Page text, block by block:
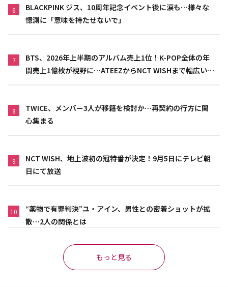
6
BLACKPINK ジス、10周年記念イベント後に涙も…様々な
憶測に「意味を持たせないで」
7
BTS、2026年上半期のアルバム売上1位！K-POP全体の年
間売上1億枚が視野に…ATEEZからNCT WISHまで幅広い世
8
TWICE、メンバー3人が移籍を検討か…再契約の行方に関
心集まる
9
NCT WISH、地上波初の冠特番が決定！9月5日にテレビ朝
日にて放送
10
“薬物で有罪判決”ユ・アイン、男性との密着ショットが拡
散…2人の関係とは
もっと見る